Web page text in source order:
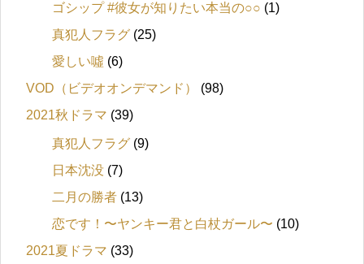
ゴシップ #彼女が知りたい本当の○○ (1)
真犯人フラグ (25)
愛しい噓 (6)
VOD（ビデオオンデマンド）
(98)
2021秋ドラマ (39)
真犯人フラグ (9)
日本沈没 (7)
二月の勝者 (13)
恋です！〜ヤンキー君と白杖ガール〜 (10)
2021夏ドラマ (33)